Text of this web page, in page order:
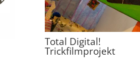
Total Digital!
Trickfilmprojekt